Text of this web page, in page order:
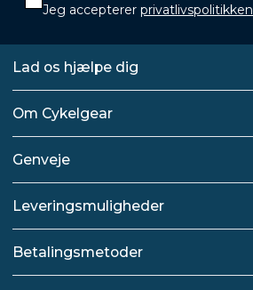
Jeg accepterer privatlivspolitikken
Lad os hjælpe dig
Om Cykelgear
Genveje
Leveringsmuligheder
Betalingsmetoder